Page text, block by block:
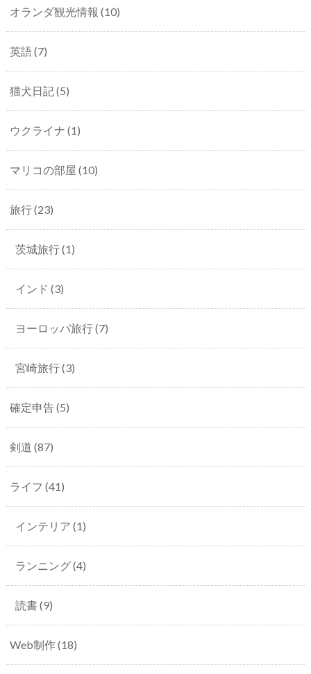
オランダ観光情報 (10)
英語(7)
猫犬日記(5)
ウクライナ (1)
マリコの部屋 (10)
旅行(23)
茨城旅行(1)
インド (3)
ヨーロッパ旅行(7)
宮崎旅行(3)
確定申告(5)
剣道 (87)
ライフ (41)
インテリア (1)
ランニング(4)
読書(9)
Web制作(18)